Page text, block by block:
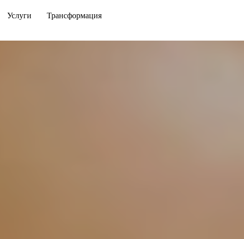
Услуги
Трансформация